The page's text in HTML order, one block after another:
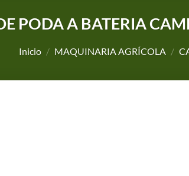
PODA A BATERIA
Inicio / MAQUINARIA AGRÍCOLA /